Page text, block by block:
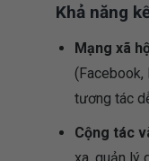
Khả năng
Mạng xã
(Facebook,
tương tác
Cộng tác